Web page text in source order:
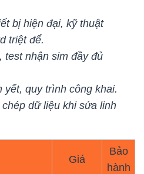
bị hiện đại, kỹ thuật
triệt để.
test nhận sim đầy đủ
yết, quy trình công khai.
dữ liệu khi sửa linh
Giá
Bảo
hành